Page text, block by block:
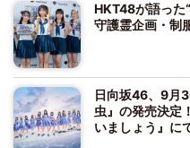
HKT48が語った
守護霊企画・制
日向坂46、9月
虫』の発売決定
いましょう』に